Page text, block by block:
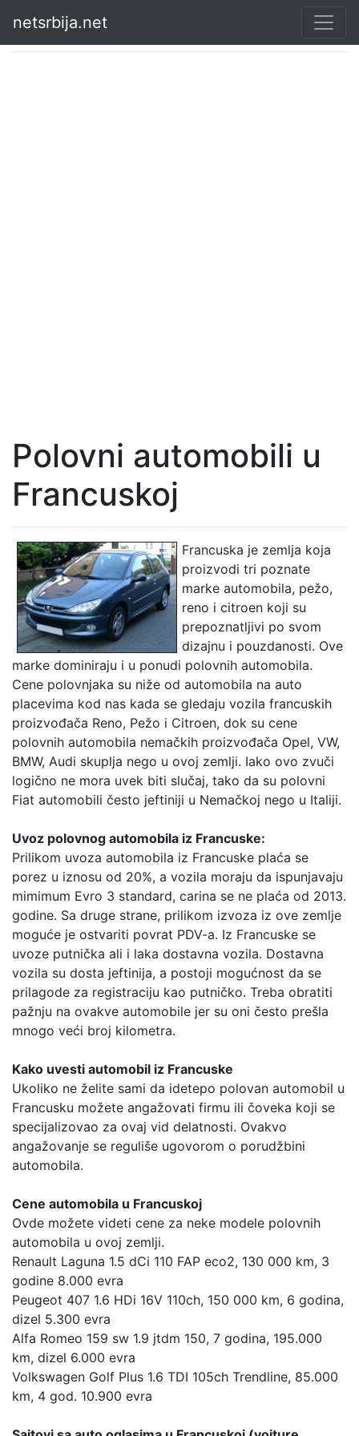
netsrbija.net
Polovni automobili u
Francuskoj
Francuska je zemlja koja
proizvodi tri poznate
marke automobila, pežo,
reno i citroen koji su
prepoznatljivi po svom
dizajnu i pouzdanosti. Ove
marke dominiraju i u ponudi polovnih automobila.
Cene polovnjaka su niže od automobila na auto
placevima kod nas kada se gledaju vozila francuskih
proizvođača Reno, Pežo i Citroen, dok su cene
polovnih automobila nemačkih proizvođača Opel, VW,
BMW, Audi skuplja nego u ovoj zemlji. Iako ovo zvuči
logično ne mora uvek biti slučaj, tako da su polovni
Fiat automobili često jeftiniji u Nemačkoj nego u Italiji.
Uvoz polovnog automobila iz Francuske:
Prilikom uvoza automobila iz Francuske plaća se
porez u iznosu od 20%, a vozila moraju da ispunjavaju
mimimum Evro 3 standard, carina se ne plaća od 2013.
godine. Sa druge strane, prilikom izvoza iz ove zemlje
moguće je ostvariti povrat PDV-a. Iz Francuske se
uvoze putnička ali i laka dostavna vozila. Dostavna
vozila su dosta jeftinija, a postoji mogućnost da se
prilagode za registraciju kao putničko. Treba obratiti
pažnju na ovakve automobile jer su oni često prešla
mnogo veći broj kilometra.
Kako uvesti automobil iz Francuske
Ukoliko ne želite sami da idetepo polovan automobil u
Francusku možete angažovati firmu ili čoveka koji se
specijalizovao za ovaj vid delatnosti. Ovakvo
angažovanje se reguliše ugovorom o porudžbini
automobila.
Cene automobila u Francuskoj
Ovde možete videti cene za neke modele polovnih
automobila u ovoj zemlji.
Renault Laguna 1.5 dCi 110 FAP eco2, 130 000 km, 3
godine 8.000 evra
Peugeot 407 1.6 HDi 16V 110ch, 150 000 km, 6 godina,
dizel 5.300 evra
Alfa Romeo 159 sw 1.9 jtdm 150, 7 godina, 195.000
km, dizel 6.000 evra
Volkswagen Golf Plus 1.6 TDI 105ch Trendline, 85.000
km, 4 god. 10.900 evra